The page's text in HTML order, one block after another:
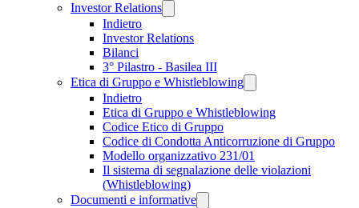
Investor Relations
Indietro
Investor Relations
Bilanci
3° Pilastro - Basilea III
Etica di Gruppo e Whistleblowing
Indietro
Etica di Gruppo e Whistleblowing
Codice Etico di Gruppo
Codice di Condotta Anticorruzione di Gruppo
Modello organizzativo 231/01
Il sistema di segnalazione delle violazioni
(Whistleblowing)
Documenti e informative